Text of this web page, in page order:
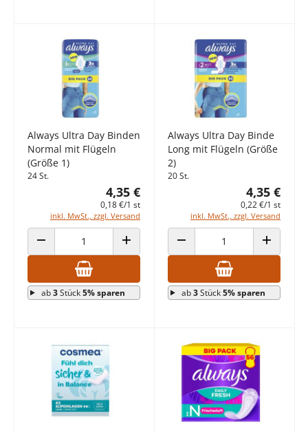
Always Ultra Day Binden
Normal mit Flügeln
(Größe 1)
24 St.
4,35 €
0,18 €/1 st
inkl. MwSt., zzgl. Versand
ANZAHL VERRINGERN ANZAHL ERHÖHEN
ab3Stück5% sparen
Always Ultra Day Binde
Long mit Flügeln (Größe
2)
20 St.
4,35 €
0,22 €/1 st
inkl. MwSt., zzgl. Versand
ANZAHL VERRINGERN ANZAHL
ab3Stück5% sparen